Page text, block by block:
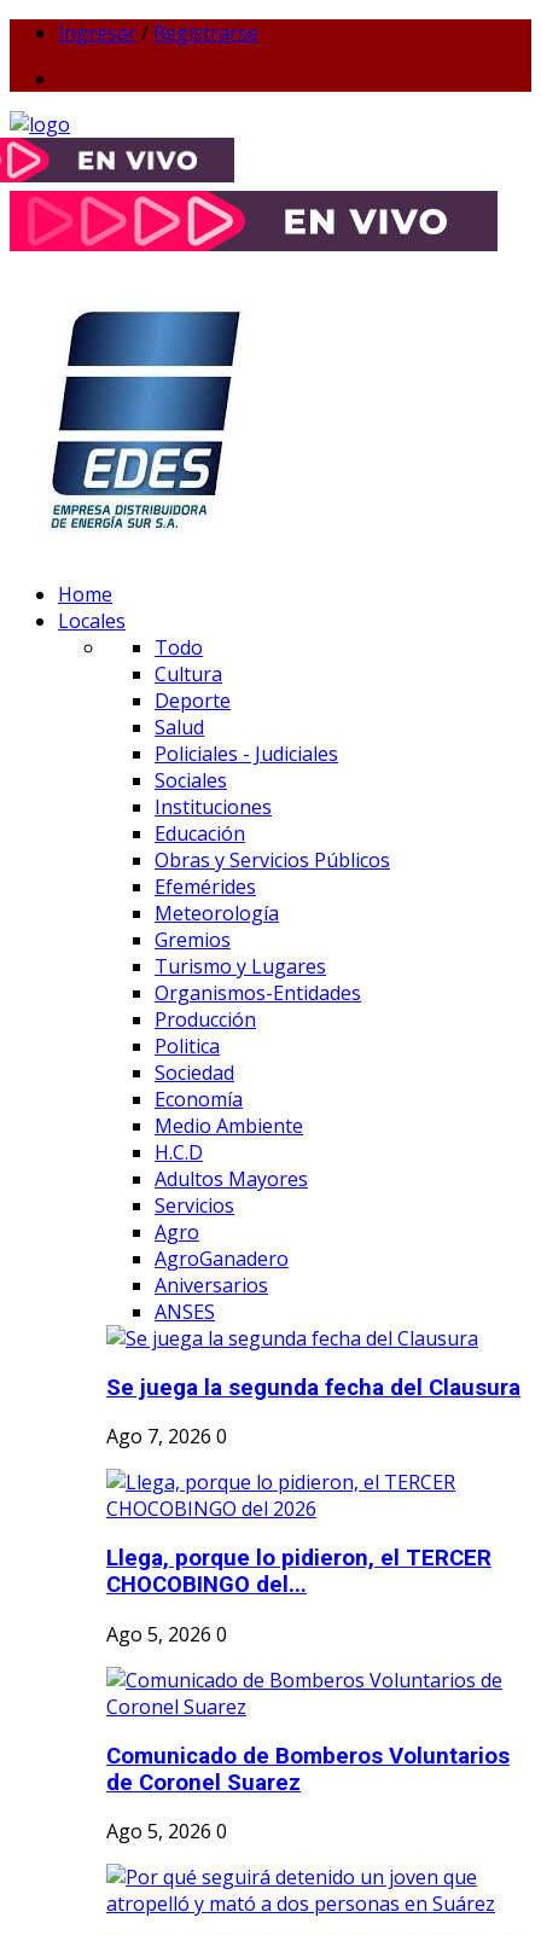
Ingresar/ Registrarse
Home
Locales
Todo
Cultura
Deporte
Salud
Policiales - Judiciales
Sociales
Instituciones
Educación
Obras y Servicios Públicos
Efemérides
Meteorología
Gremios
Turismo y Lugares
Organismos-Entidades
Producción
Politica
Sociedad
Economía
Medio Ambiente
H.C.D
Adultos Mayores
Servicios
Agro
AgroGanadero
Aniversarios
ANSES
Se juega la segunda fecha del Clausura
Ago 7, 2026 0
Llega, porque lo pidieron, el TERCER
CHOCOBINGO del...
Ago 5, 2026 0
Comunicado de Bomberos Voluntarios
de Coronel Suarez
Ago 5, 2026 0